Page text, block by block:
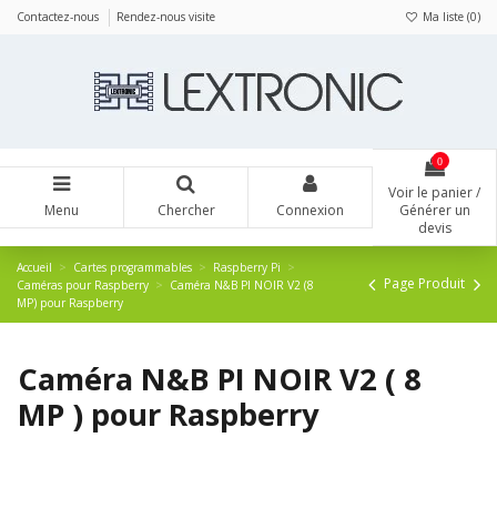
Contactez-nous Rendez-nous visite Ma liste (0)
Menu Chercher Connexion
0
Voir le panier /
Générer un
devis
Accueil Cartes programmables
Raspberry Pi
Caméras pour Raspberry
Caméra N&B PI NOIR V2 (8
MP) pour Raspberry
Page Produit
Caméra N&B PI NOIR V2 ( 8
MP ) pour Raspberry
Panneau de gestion des cookies